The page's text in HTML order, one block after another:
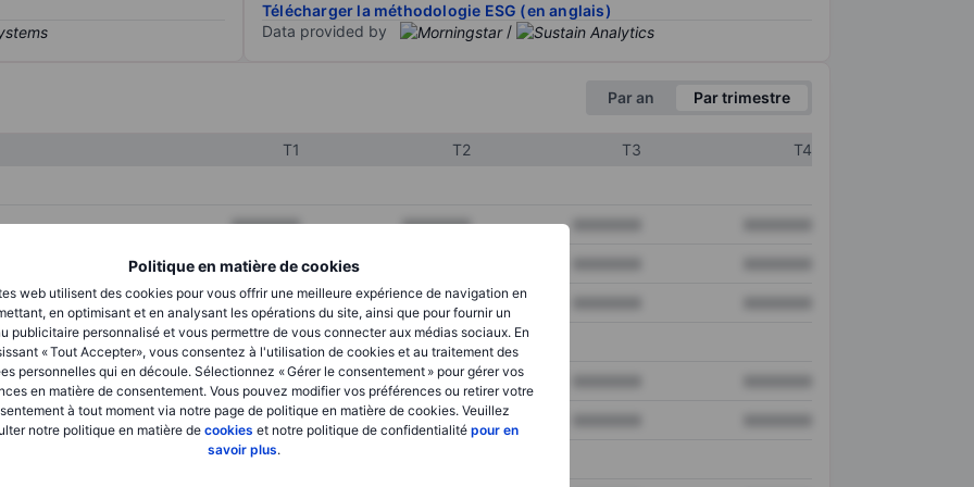
Politique en matière de cookies
web utilisent des cookies pour vous offrir une meilleure expérience de navigation en
en optimisant et en analysant les opérations du site, ainsi que pour fournir un
publicitaire personnalisé et vous permettre de vous connecter aux médias sociaux. En
« Tout Accepter», vous consentez à l'utilisation de cookies et au traitement des
personnelles qui en découle. Sélectionnez « Gérer le consentement » pour gérer vos
en matière de consentement. Vous pouvez modifier vos préférences ou retirer votre
à tout moment via notre page de politique en matière de cookies. Veuillez
notre politique en matière de cookies et notre politique de confidentialité pour en
savoir plus.
Télécharger la méthodologie ESG (en anglais)
Data provided by
/
Par an Par trimestre
T1 T2 T3 T4
XXXXXXX XXXXXXX
XXXXXXX
XXXXXXX XXXXXXX
XXXXXXX XXXXXXX
XXXXXXX XXXXXXX